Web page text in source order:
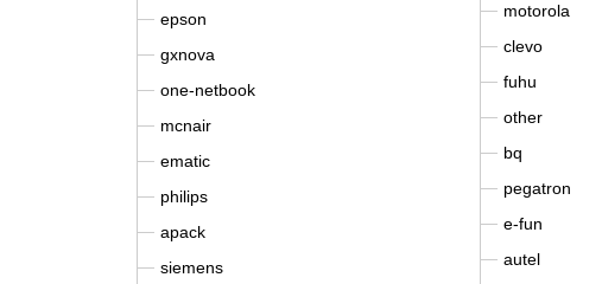
epson
gxnova
one-netbook
mcnair
ematic
philips
apack
siemens
motorola
clevo
fuhu
other
bq
pegatron
e-fun
autel